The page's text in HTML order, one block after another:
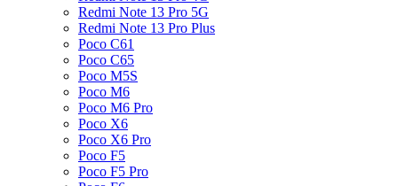
Redmi Note 13 Pro 5G
Redmi Note 13 Pro Plus
Poco C61
Poco C65
Poco M5S
Poco M6
Poco M6 Pro
Poco X6
Poco X6 Pro
Poco F5
Poco F5 Pro